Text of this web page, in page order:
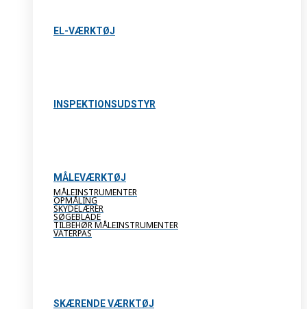
EL-VÆRKTØJ
INSPEKTIONSUDSTYR
MÅLEVÆRKTØJ
MÅLEINSTRUMENTER
OPMÅLING
SKYDELÆRER
SØGEBLADE
TILBEHØR MÅLEINSTRUMENTER
VATERPAS
SKÆRENDE VÆRKTØJ